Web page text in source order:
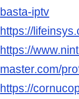
basta-iptv
https://
https://
master.com/
https://